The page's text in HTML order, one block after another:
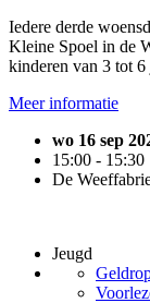
Iedere derde
Kleine Spoel in de
kinderen van 3 tot 6
Meer informatie
wo 16 sep
15:00 - 15:30
De
Jeugd